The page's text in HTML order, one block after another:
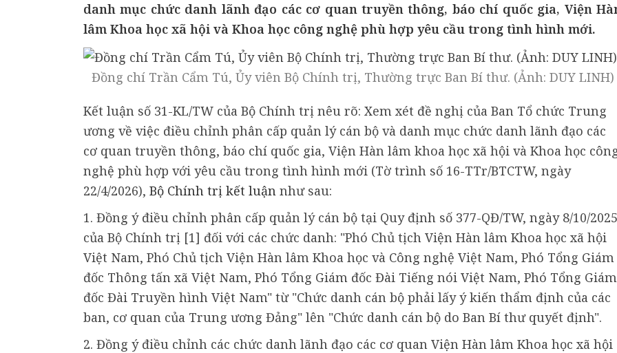
danh mục chức danh lãnh đạo các cơ quan truyền thông, báo chí quốc gia, Viện
lâm Khoa học xã hội và Khoa học công nghệ phù hợp yêu cầu trong tình hình mới.
Đồng chí Trần Cẩm Tú, Ủy viên Bộ Chính trị, Thường trực Ban Bí thư. (Ảnh: DUY LINH)
Kết luận số 31-KL/TW của Bộ Chính trị nêu rõ: Xem xét đề nghị của Ban Tổ chức Trung
ương về việc điều chỉnh phân cấp quản lý cán bộ và danh mục chức danh lãnh đạo các
cơ quan truyền thông, báo chí quốc gia, Viện Hàn lâm khoa học xã hội và Khoa học
nghệ phù hợp với yêu cầu trong tình hình mới (Tờ trình số 16-TTr/BTCTW, ngày
22/4/2026), Bộ Chính trị kết luận như sau:
1. Đồng ý điều chỉnh phân cấp quản lý cán bộ tại Quy định số 377-QĐ/TW, ngày 8/10/2025
của Bộ Chính trị [1] đối với các chức danh: "Phó Chủ tịch Viện Hàn lâm Khoa học xã hội
Việt Nam, Phó Chủ tịch Viện Hàn lâm Khoa học và Công nghệ Việt Nam, Phó Tổng Giám
đốc Thông tấn xã Việt Nam, Phó Tổng Giám đốc Đài Tiếng nói Việt Nam, Phó Tổng Giám
đốc Đài Truyền hình Việt Nam" từ "Chức danh cán bộ phải lấy ý kiến thẩm định của các
ban, cơ quan của Trung ương Đảng" lên "Chức danh cán bộ do Ban Bí thư quyết định".
2. Đồng ý điều chỉnh các chức danh lãnh đạo các cơ quan Viện Hàn lâm Khoa học xã hội